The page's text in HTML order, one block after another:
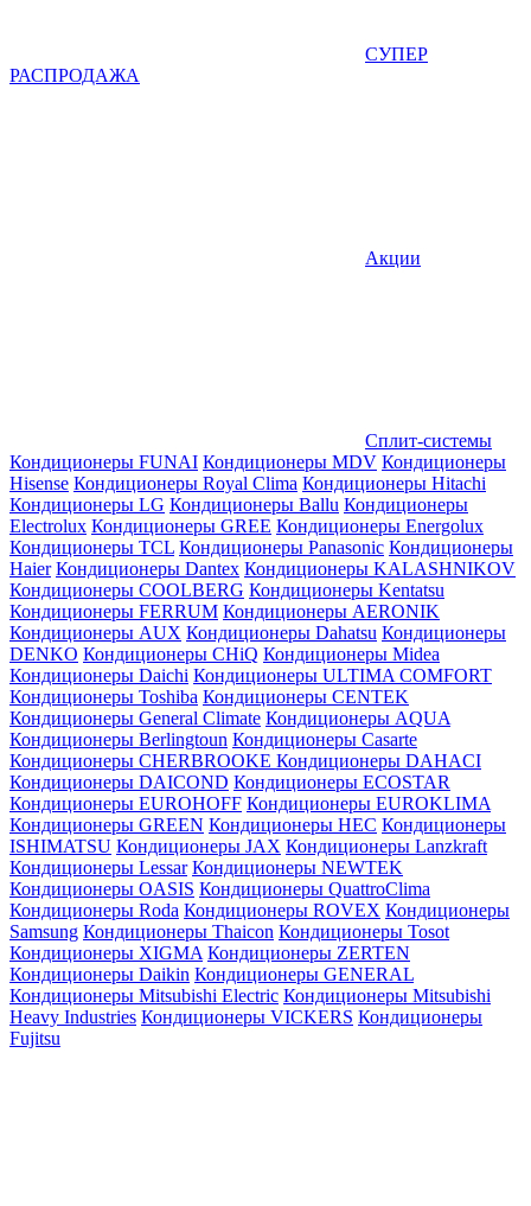
СУПЕР
РАСПРОДАЖА
Акции
Сплит-системы
Кондиционеры FUNAI Кондиционеры MDV Кондиционеры
Hisense Кондиционеры Royal Clima Кондиционеры Hitachi
Кондиционеры LG Кондиционеры Ballu Кондиционеры
Electrolux Кондиционеры GREE Кондиционеры Energolux
Кондиционеры TCL Кондиционеры Panasonic Кондиционеры
Haier Кондиционеры Dantex Кондиционеры KALASHNIKOV
Кондиционеры СOOLBERG Кондиционеры Kentatsu
Кондиционеры FERRUM Кондиционеры AERONIK
Кондиционеры AUX Кондиционеры Dahatsu Кондиционеры
DENKO Кондиционеры CHiQ Кондиционеры Midea
Кондиционеры Daichi Кондиционеры ULTIMA COMFORT
Кондиционеры Toshiba Кондиционеры CENTEK
Кондиционеры General Climate Кондиционеры AQUA
Кондиционеры Berlingtoun Кондиционеры Casarte
Кондиционеры CHERBROOKE Кондиционеры DAHACI
Кондиционеры DAICOND Кондиционеры ECOSTAR
Кондиционеры EUROHOFF Кондиционеры EUROKLIMA
Кондиционеры GREEN Кондиционеры HEC Кондиционеры
ISHIMATSU Кондиционеры JAX Кондиционеры Lanzkraft
Кондиционеры Lessar Кондиционеры NEWTEK
Кондиционеры OASIS Кондиционеры QuattroClima
Кондиционеры Roda Кондиционеры ROVEX Кондиционеры
Samsung Кондиционеры Thaicon Кондиционеры Tosot
Кондиционеры XIGMA Кондиционеры ZERTEN
Кондиционеры Daikin Кондиционеры GENERAL
Кондиционеры Mitsubishi Electric Кондиционеры Mitsubishi
Heavy Industries Кондиционеры VICKERS Кондиционеры
Fujitsu